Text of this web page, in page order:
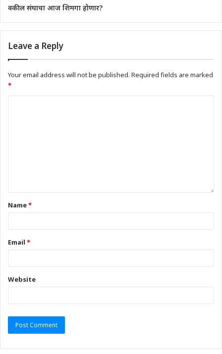
वकील संघाचा आज शिमगा होणार?
Leave a Reply
Your email address will not be published. Required fields are marked
*
Name*
Email *
Website